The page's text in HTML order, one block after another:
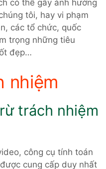
có thể gây ảnh hưởng
tôi, hay vi phạm
các tổ chức, quốc
trọng những tiêu
đẹp…
nhiệm
trách nhiệm
công cụ tính toán
cung cấp duy nhất